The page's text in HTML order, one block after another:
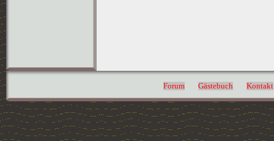
Forum Gästebuch Kontakt